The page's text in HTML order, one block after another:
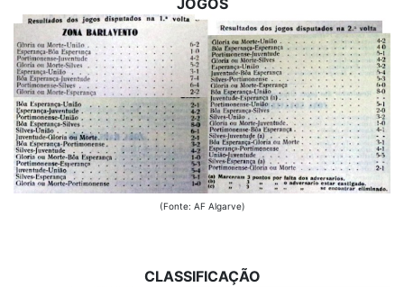
(Fonte: AF Algarve)
CLASSIFICAÇÃO